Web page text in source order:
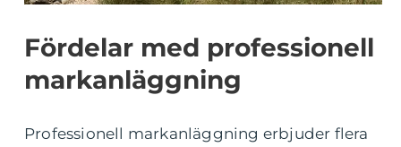
Fördelar med professionell
markanläggning
Professionell markanläggning erbjuder flera